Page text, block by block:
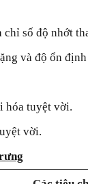
chỉ số độ nhớt
và độ ổn
hóa tuyệt vời.
vời.